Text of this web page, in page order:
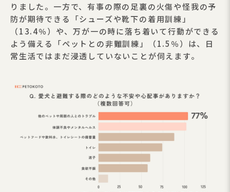
りました。一方で、有事の際の足裏の火傷や怪我の予
防が期待できる「シューズや靴下の着用訓練」
（13.4％）や、万が一の時に落ち着いて行動ができる
よう備える「ペットとの非難訓練」（1.5％）は、日
常生活ではまだ浸透していないことが伺えます。